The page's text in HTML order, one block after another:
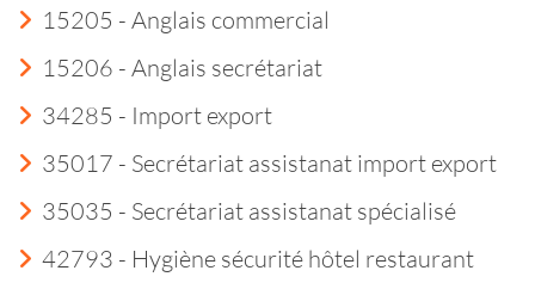
15205 - Anglais commercial
15206 - Anglais secrétariat
34285 - Import export
35017 - Secrétariat assistanat import export
35035 - Secrétariat assistanat spécialisé
42793 - Hygiène sécurité hôtel restaurant